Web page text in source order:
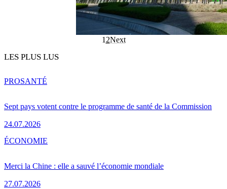
1 2Next
LES PLUS LUS
Sept pays votent contre le programme de santé de la Commission
24.07.2026
PROSANTÉ
Merci la Chine : elle a sauvé l’économie mondiale
27.07.2026
ÉCONOMIE